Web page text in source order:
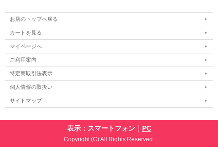
お店のトップへ戻る
カートを見る
マイページへ
ご利用案内
特定商取引法表示
個人情報の取扱い
サイトマップ
表示：スマートフォン｜ PC
Copyright (C) All Rights Reserved.